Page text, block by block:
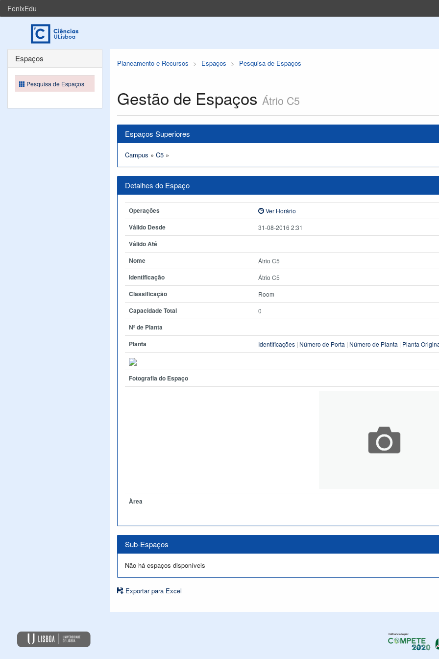
FenixEdu
Planeamento e Recursos Espaços Pesquisa de Espaços
Gestão de Espaços Átrio C5
Espaços Superiores
Campus » C5 »
Detalhes do Espaço
Operações Ver Horário
Válido Desde 31-08-2016 2:31
Válido Até
Nome
Átrio C5
Identificação Átrio C5
Classificação Room
Capacidade Total 0
Nº de Planta
Planta
Identificações | Número de Porta | Número de Planta | Planta
Fotografia do Espaço
Àrea
Sub-Espaços
Não há espaços disponíveis
Exportar para Excel
Espaços
Pesquisa de Espaços